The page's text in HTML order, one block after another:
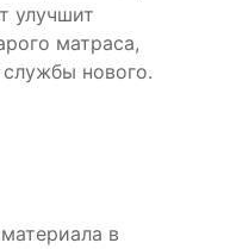
улучшит
матраса,
нового.
в